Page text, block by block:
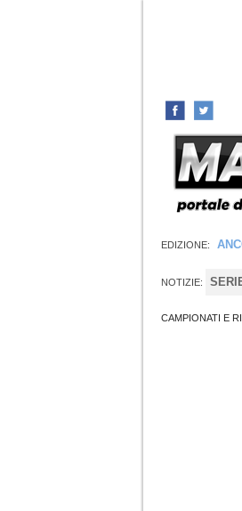
EDIZIONE:
NOTIZIE:
CAMPIONATI E